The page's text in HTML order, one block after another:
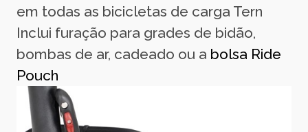
em todas as bicicletas de carga Tern
Inclui furação para grades de bidão,
bombas de ar, cadeado ou a bolsa Ride
Pouch